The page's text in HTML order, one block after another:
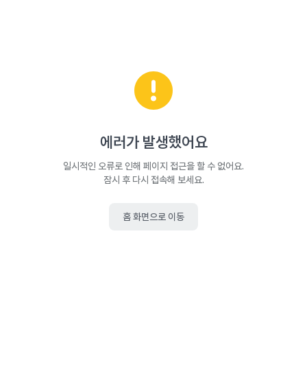
에러가 발생했어요
일시적인 오류로 인해 페이지 접근을 할 수 없어요.
잠시 후 다시 접속해 보세요.
홈 화면으로 이동